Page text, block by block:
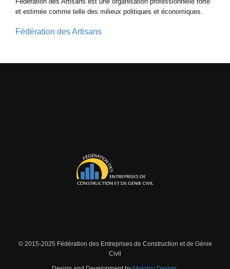
et estimée comme telle des milieux politiques et économiques.
Fédération des Artisans
© 2015-2025 Fédération des Entreprises de Construction et de Génie
Civil